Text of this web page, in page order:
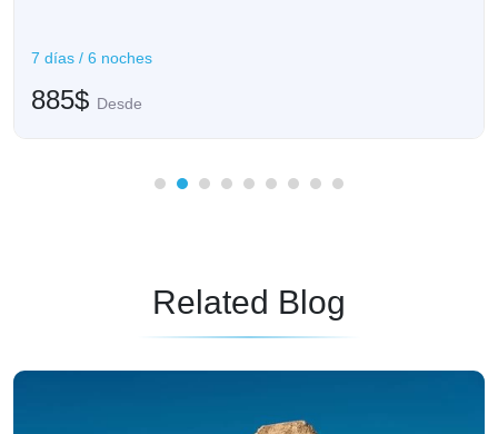
7 días / 6 noches
885$ Desde
Related Blog